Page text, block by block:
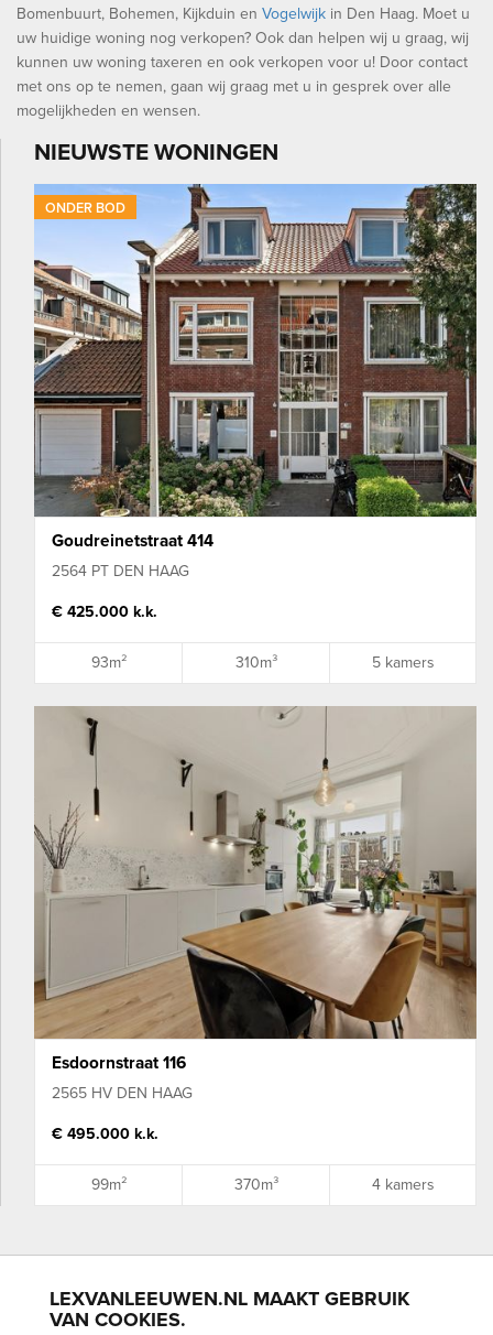
LEXVANLEEUWEN.NL MAAKT GEBRUIK
VAN COOKIES.
Bomenbuurt, Bohemen, Kijkduin en Vogelwijk in Den Haag. Moet u
uw huidige woning nog verkopen? Ook dan helpen wij u graag, wij
kunnen uw woning taxeren en ook verkopen voor u! Door contact
met ons op te nemen, gaan wij graag met u in gesprek over alle
mogelijkheden en wensen.
NIEUWSTE WONINGEN
ONDER BOD
Goudreinetstraat 414
2564 PT DEN HAAG
€ 425.000 k.k.
93m² 310m³ 5 kamers
Esdoornstraat 116
2565 HV DEN HAAG
€ 495.000 k.k.
99m² 370m³ 4 kamers
BLOEMENBUURT BOHEMEN BOMENBUURT
KIJKDUIN